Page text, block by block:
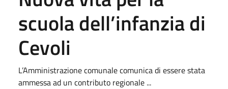
scuola dell’infanzia di
Cevoli
L’Amministrazione comunale comunica di essere stata
ammessa ad un contributo regionale ...